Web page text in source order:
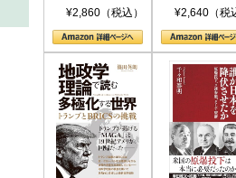
¥2,860（税込） ¥2,640（税